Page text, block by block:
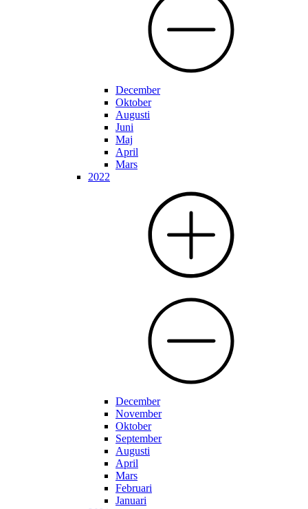
December
Oktober
Augusti
Juni
Maj
April
Mars
2022
December
November
Oktober
September
Augusti
April
Mars
Februari
Januari